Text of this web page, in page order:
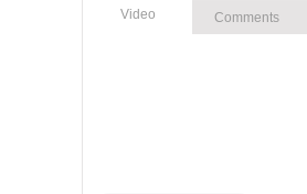
Video Comments